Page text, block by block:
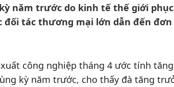
năm trước do kinh tế thế giới
đối tác thương mại lớn dẫn đến
công nghiệp tháng 4 ước tính
kỳ năm trước, cho thấy đà tăng